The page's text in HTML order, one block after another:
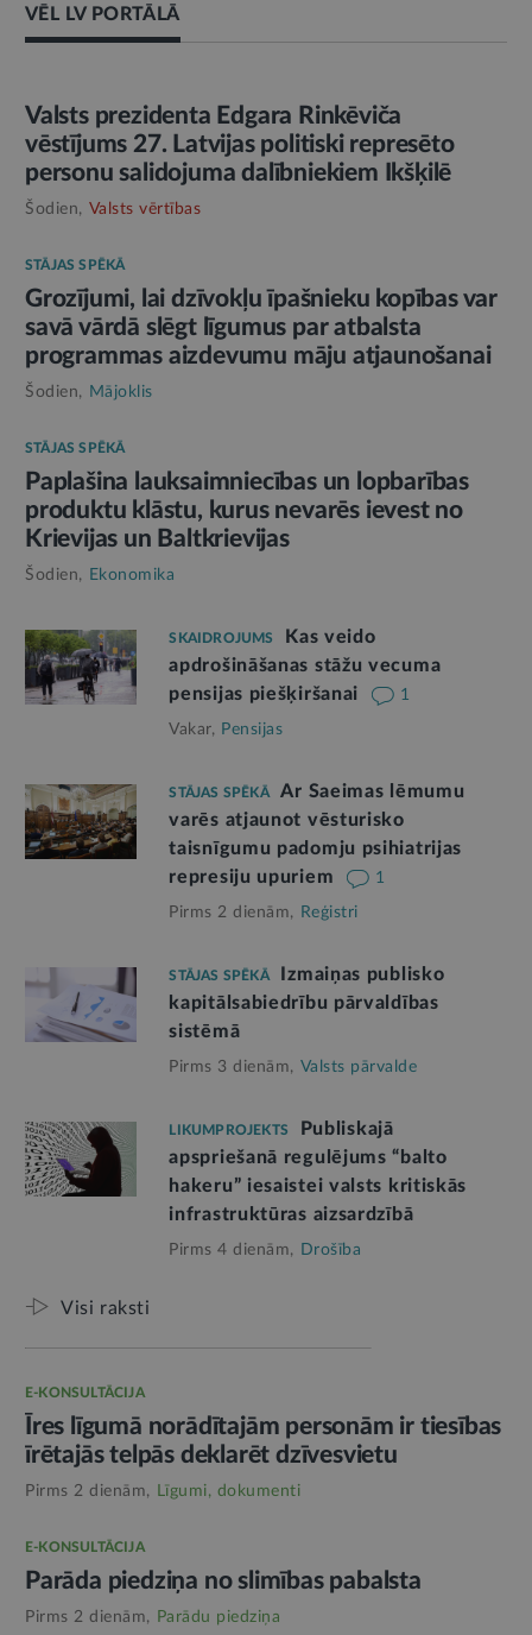
VĒL LV PORTĀLĀ
AMATPERSONAS RUNA
Valsts prezidenta Edgara Rinkēviča
vēstījums 27. Latvijas politiski represēto
personu salidojuma dalībniekiem Ikšķilē
Šodien, Valsts vērtības
STĀJAS SPĒKĀ
Grozījumi, lai dzīvokļu īpašnieku kopības var
savā vārdā slēgt līgumus par atbalsta
programmas aizdevumu māju atjaunošanai
Šodien, Mājoklis
STĀJAS SPĒKĀ
Paplašina lauksaimniecības un lopbarības
produktu klāstu, kurus nevarēs ievest no
Krievijas un Baltkrievijas
Šodien, Ekonomika
SKAIDROJUMS
Kas veido
apdrošināšanas stāžu vecuma
pensijas piešķiršanai
1
Vakar, Pensijas
STĀJAS SPĒKĀ
Ar Saeimas lēmumu
varēs atjaunot vēsturisko
taisnīgumu padomju psihiatrijas
represiju upuriem
1
Pirms 2 dienām, Reģistri
STĀJAS SPĒKĀ
Izmaiņas publisko
kapitālsabiedrību pārvaldības
sistēmā
Pirms 3 dienām, Valsts pārvalde
LIKUMPROJEKTS
Publiskajā
apspriešanā regulējums “balto
hakeru” iesaistei valsts kritiskās
infrastruktūras aizsardzībā
Pirms 4 dienām, Drošība
Visi raksti
E-KONSULTĀCIJA
Īres līgumā norādītajām personām ir tiesības
īrētajās telpās deklarēt dzīvesvietu
Pirms 2 dienām, Līgumi, dokumenti
E-KONSULTĀCIJA
Parāda piedziņa no slimības pabalsta
Pirms 2 dienām, Parādu piedziņa